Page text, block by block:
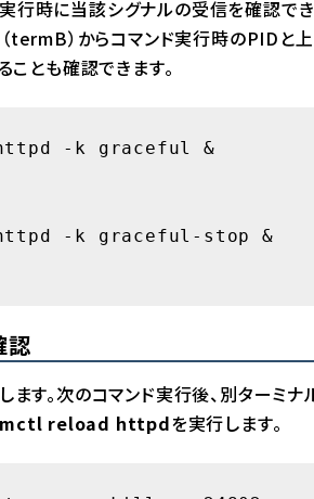
行時に当該シグナルの受信を確認でき
termB）からコマンド実行時のPIDと
ことも確認できます。
-k graceful &
-k graceful-stop &
ます。次のコマンド実行後、別ターミナ
reload httpdを実行します。